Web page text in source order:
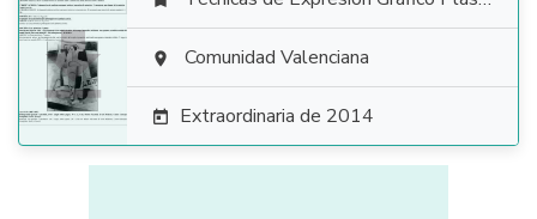
  Comunidad Valenciana
 Extraordinaria de 2014